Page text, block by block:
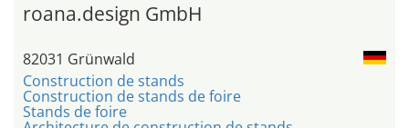
roana.design GmbH
82031 Grünwald
Construction de stands
Construction de stands de foire
Stands de foire